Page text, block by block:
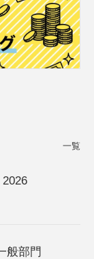
一覧
般部門